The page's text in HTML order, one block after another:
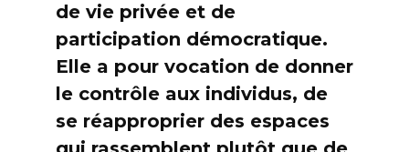
de vie privée et de
participation démocratique.
Elle a pour vocation de donner
le contrôle aux individus, de
se réapproprier des espaces